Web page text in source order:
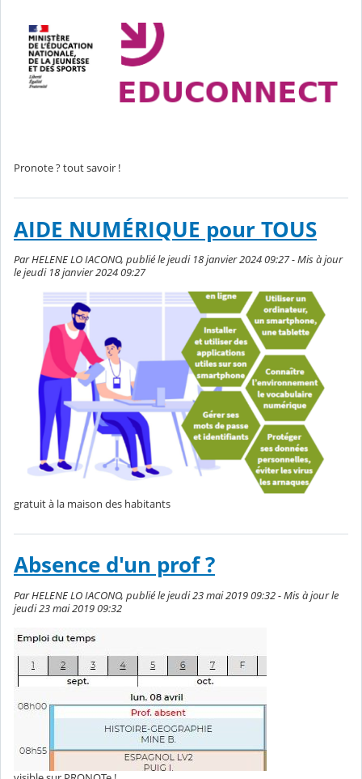
Pronote ? tout savoir !
AIDE NUMÉRIQUE pour TOUS
Par HELENE LO IACONO, publié le jeudi 18 janvier 2024 09:27 - Mis à jour
le jeudi 18 janvier 2024 09:27
gratuit à la maison des habitants
Absence d'un prof ?
Par HELENE LO IACONO, publié le jeudi 23 mai 2019 09:32 - Mis à jour le
jeudi 23 mai 2019 09:32